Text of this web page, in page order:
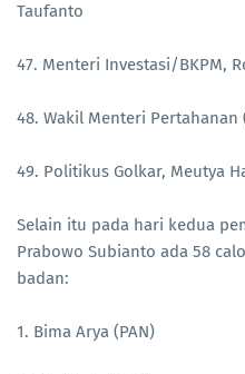
Taufanto
47. Menteri Investasi/BKPM,
48. Wakil Menteri
49. ⁠Politikus Golkar, Meutya
Selain itu pada hari kedua
Prabowo Subianto ada 58
badan:
1. Bima Arya (PAN)